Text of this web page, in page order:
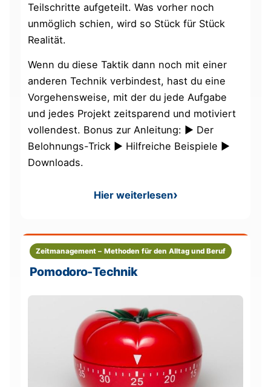
Teilschritte aufgeteilt. Was vorher noch
unmöglich schien, wird so Stück für Stück
Realität.
Wenn du diese Taktik dann noch mit einer
anderen Technik verbindest, hast du eine
Vorgehensweise, mit der du jede Aufgabe
und jedes Projekt zeitsparend und motiviert
vollendest. Bonus zur Anleitung: ► Der
Belohnungs-Trick ► Hilfreiche Beispiele ►
Downloads.
Hier weiterlesen
: Salamitaktik
Zeitmanagement – Methoden für den Alltag und Beruf
Pomodoro-Technik